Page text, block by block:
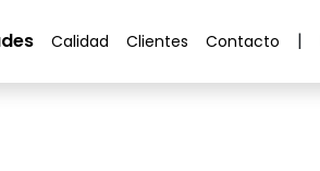
Calidad Clientes Contacto |